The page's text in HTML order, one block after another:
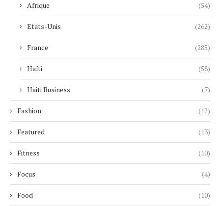
Afrique (54)
Etats-Unis (262)
France (285)
Haïti (58)
Haiti Business (7)
Fashion (12)
Featured (13)
Fitness (10)
Focus (4)
Food (10)